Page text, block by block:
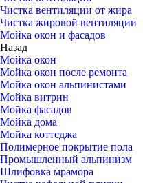
Чистка вентиляции от жира
Чистка жировой вентиляции
Мойка окон и фасадов
Назад
Мойка окон
Мойка окон после ремонта
Мойка окон альпинистами
Мойка витрин
Мойка фасадов
Мойка дома
Мойка коттеджа
Полимерное покрытие пола
Промышленный альпинизм
Шлифовка мрамора